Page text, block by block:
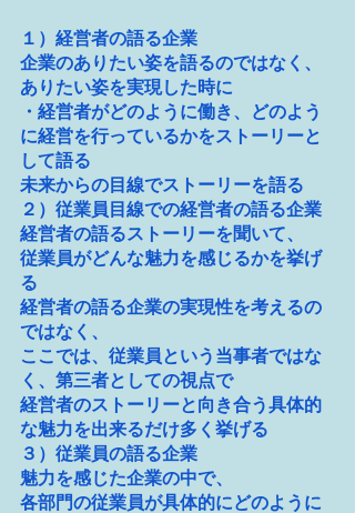
１）経営者の語る企業
企業のありたい姿を語るのではなく、
ありたい姿を実現した時に
・経営者がどのように働き、どのよう
に経営を行っているかをストーリーと
して語る
未来からの目線でストーリーを語る
２）従業員目線での経営者の語る企業
経営者の語るストーリーを聞いて、
従業員がどんな魅力を感じるかを挙げ
る
経営者の語る企業の実現性を考えるの
ではなく、
ここでは、従業員という当事者ではな
く、第三者としての視点で
経営者のストーリーと向き合う具体的
な魅力を出来るだけ多く挙げる
３）従業員の語る企業
魅力を感じた企業の中で、
各部門の従業員が具体的にどのように